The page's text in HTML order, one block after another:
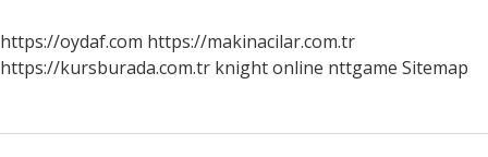
https://oydaf.com https://makinacilar.com.tr
https://kursburada.com.tr knight online nttgame Sitemap